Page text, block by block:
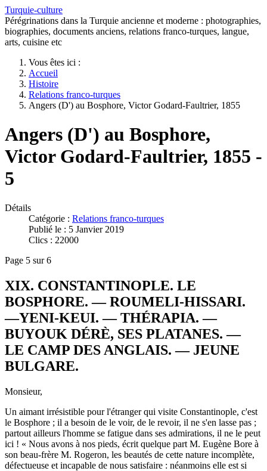
Turquie-culture
Pérégrinations dans la Turquie ancienne et moderne : photographies,
biographies, documents anciens, relations franco-turques, langue,
arts, cuisine etc
Vous êtes ici :
Accueil
Histoire
Relations franco-turques
Angers (D') au Bosphore, Victor Godard-Faultrier, 1855
Angers (D') au Bosphore,
Victor Godard-Faultrier, 1855 -
5
Détails
Catégorie : Relations franco-turques
Publié le : 5 Janvier 2019
Clics : 22000
Page 5 sur 6
XIX. CONSTANTINOPLE. LE
BOSPHORE. — ROUMELI-HISSARI.
—YENI-KEUI. — THÉRAPIA. —
BUYOUK DÉRÈ, SES PLATANES. —
LE CAMP DES ANGLAIS. — JEUNE
BULGARE.
Monsieur,
Un aimant irrésistible pour l'étranger qui visite Constantinople, c'est
le Bosphore ; il a besoin de le voir, de le revoir, il ne s'en lasse pas ;
partout ailleurs l'homme se fatigue dans ses admirations, il ne le peut
ici ! « Nous avons à nos pieds, écrit quelque part M. Eugène Bore à
son beau-frère M. Rogeron, les beautés de cette nature incomplète,
défectueuse et incapable de nous satisfaire : néanmoins elle est si